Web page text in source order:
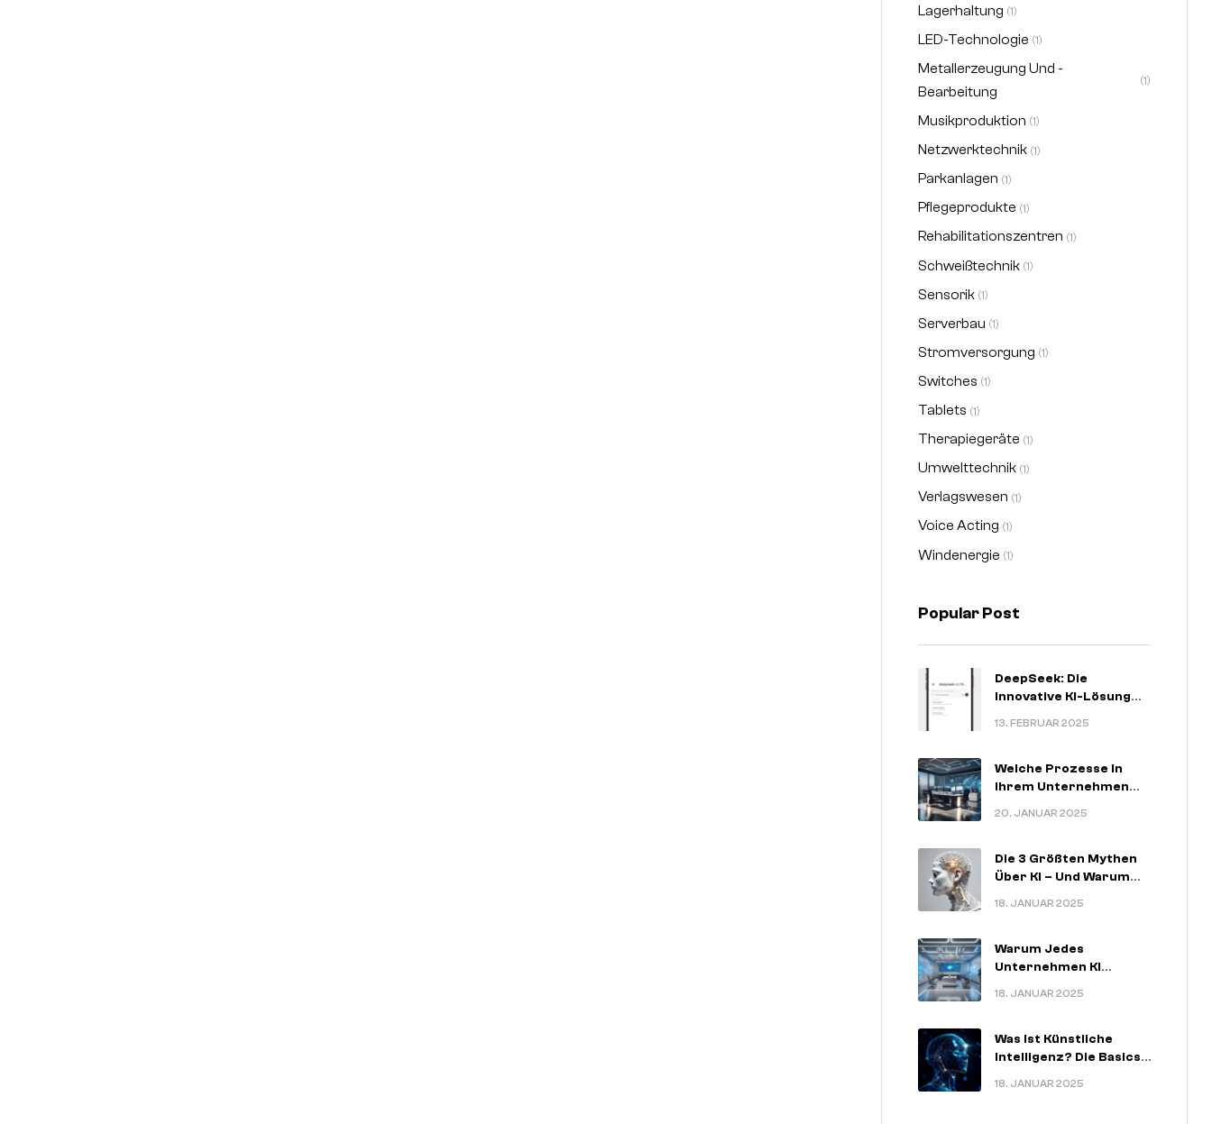
Lagerhaltung (1)
LED-Technologie (1)
Metallerzeugung Und -
Bearbeitung
(1)
Musikproduktion (1)
Netzwerktechnik (1)
Parkanlagen (1)
Pflegeprodukte (1)
Rehabilitationszentren (1)
Schweißtechnik (1)
Sensorik (1)
Serverbau (1)
Stromversorgung (1)
Switches (1)
Tablets (1)
Therapiegeräte (1)
Umwelttechnik (1)
Verlagswesen (1)
Voice Acting (1)
Windenergie (1)
Popular Post
13. FEBRUAR 2025
DeepSeek: Die
Innovative KI-Lösung
20. JANUAR 2025
Welche Prozesse In
Ihrem Unternehmen
18. JANUAR 2025
Die 3 Größten Mythen
Über KI – Und Warum
18. JANUAR 2025
Warum Jedes
Unternehmen KI
18. JANUAR 2025
Was Ist Künstliche
Intelligenz? Die Basics